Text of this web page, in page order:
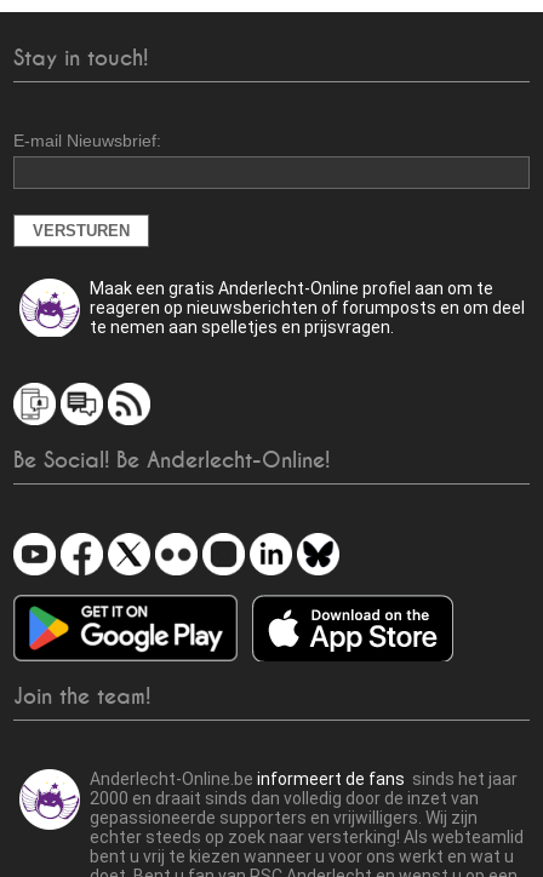
Stay in touch!
E-mail Nieuwsbrief:
Maak een gratis Anderlecht-Online profiel aan om te
reageren op nieuwsberichten of forumposts en om deel
te nemen aan spelletjes en prijsvragen.
Be Social! Be Anderlecht-Online!
Join the team!
Anderlecht-Online.beinformeert de fans sinds het jaar
2000 en draait sinds dan volledig door de inzet van
gepassioneerde supporters en vrijwilligers. Wij zijn
echter steeds op zoek naar versterking! Als webteamlid
bent u vrij te kiezen wanneer u voor ons werkt en wat u